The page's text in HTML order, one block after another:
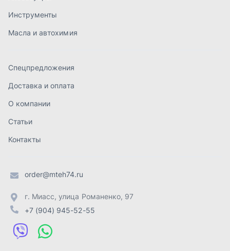
Контакты
order@mteh74.ru
+7 (904) 945-52-55
г. Златоуст
г. Челябинск
+7 (904) 945-04-44